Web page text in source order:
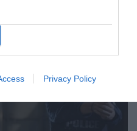
Privacy Policy